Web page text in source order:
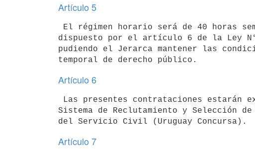
Artículo 5
dispuesto por el artículo 6 de la Ley
pudiendo el Jerarca mantener las
Artículo 6
Sistema de Reclutamiento y Selección
Artículo 7